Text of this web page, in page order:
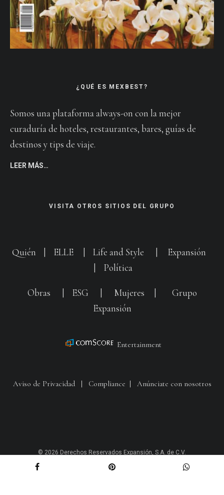
¿QUÉ ES MEXBEST?
Somos una plataforma always-on con la mejor
curaduría de hoteles, restaurantes, bares, guías de
destinos y tips de viaje.
LEER MÁS…
VISITA OTROS SITIOS DEL GRUPO
Quién ELLE Life and Style
Expansión
Política
Obras ESG Mujeres
Grupo
Expansión
Entertainment
Aviso de Privacidad| Compliance | Anúnciate con nosotros
© 2026 Derechos Reservados Expansión, S.A. de C.V.